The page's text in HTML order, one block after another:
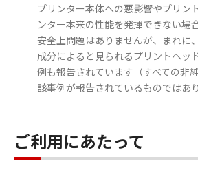
プリンター本体への悪影響やプリン
ンター本来の性能を発揮できない場
安全上問題はありませんが、まれに
成分によると見られるプリントヘッ
例も報告されています（すべての非
該事例が報告されているものではあ
ご利用にあたって